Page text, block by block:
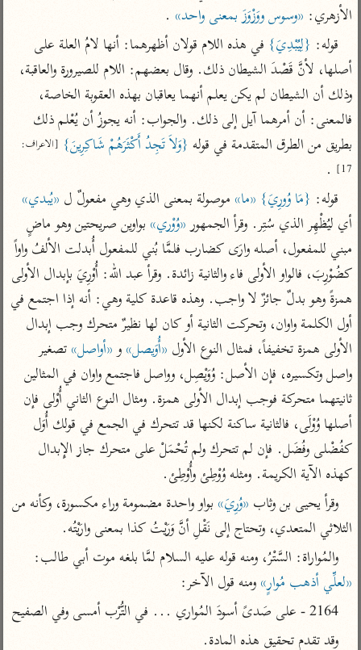
منتقاة
تفسير ابن القيم
تفسير ابن تيمية
عامّة
تفسير السمعاني
تفسير مكّي
محاسن التأويل
للقاسمي
تفسير الثعالبي
تفسير السمرقندي
تفسير الثعلبي
أخرى
أضواء البيان
نظم الدرر للبقاعي
لغة وبلاغة
التحرير والتنوير
عطية
البحر المحيط لأبي
حيان
البسيط للواحدي
تفسير أبي السعود
الكشاف للزمخشري
تفسير الجلالين
جامع البيان للإيجي
تفسير البيضاوي
تفسير النسفي
الوجيز للواحدي
آثار
موسوعة التفسير
المأثور
الدر المنثور
تفسير ابن أبي حاتم
تفسير مقاتل
تفسير قتادة
اشترك لتصلك أخبار مشاريعنا
راسلنا •تليجرام •تويتر
تعليمات• عن الباحث القرآني
الأزهري: «وسوس ووَزْوَزَ بمعنى واحد» .
قوله: {لِيُبْدِيَ}
بطريق من الطرق المتقدمة في قوله {وَلاَ تَجِدُ أَكْثَرَهُمْ شَاكِرِينَ}
17]
.
قوله: {مَا وُورِيَ} «ما» موصولة بمعنى الذي وهي مفعولٌ ل «يُبدي»
أي ليُظْهِر الذي سُتِر. وقرأ الجمهور «وُوْري»
مبني للمفعول، أصله وارَى كضارب فلمَّا بُني للمفعول أُبدلت الألفُ واواً
الأولى همزة تخفيفاً، فمثال النوع الأول «أُوَيصل» و «أواصل»
تصغير
كهذه الآية الكريمة. ومثله وُوْطِئ وأُوْطِئ.
وقرأ يحيى بن وثاب «وُرِيَ»
الثلاثي المتعدي، وتحتاج إلى نَقْلِ أنَّ وَرَيْتُ كذا بمعنى وارَيْتُه.
والمُواراة: السَّتْرُ، ومنه قوله عليه السلام لمَّا بلغه موت أبي طالب:
«لعلِّي أذهب مُوارٍ» ومنه قول الآخر:
2164 - على صَدىً أسودَ المُواري ... في التُّرْب أمسى وفي الصفيح
وقد تقدم تحقيق هذه المادة.